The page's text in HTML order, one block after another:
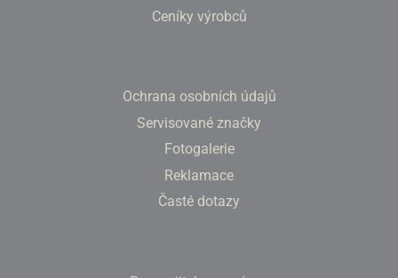
Ceníky výrobců
Ochrana osobních údajů
Servisované značky
Fotogalerie
Reklamace
Časté dotazy